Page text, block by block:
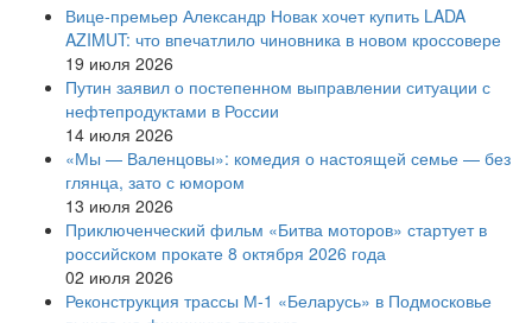
Вице‑премьер Александр Новак хочет купить LADA
AZIMUT: что впечатлило чиновника в новом кроссовере
19 июля 2026
Путин заявил о постепенном выправлении ситуации с
нефтепродуктами в России
14 июля 2026
«Мы — Валенцовы»: комедия о настоящей семье — без
глянца, зато с юмором
13 июля 2026
Приключенческий фильм «Битва моторов» стартует в
российском прокате 8 октября 2026 года
02 июля 2026
Реконструкция трассы М-1 «Беларусь» в Подмосковье